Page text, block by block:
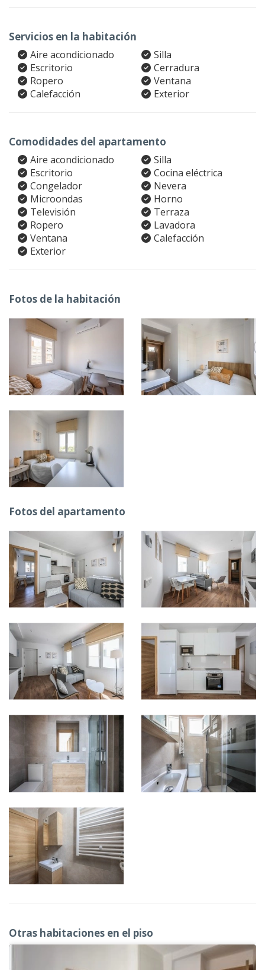
Servicios en la habitación
Aire acondicionado
Silla
Escritorio
Cerradura
Ropero
Ventana
Calefacción
Exterior
Comodidades del apartamento
Aire acondicionado
Silla
Escritorio
Cocina eléctrica
Congelador
Nevera
Microondas
Horno
Televisión
Terraza
Ropero
Lavadora
Ventana
Calefacción
Exterior
Fotos de la habitación
Fotos del apartamento
Otras habitaciones en el piso